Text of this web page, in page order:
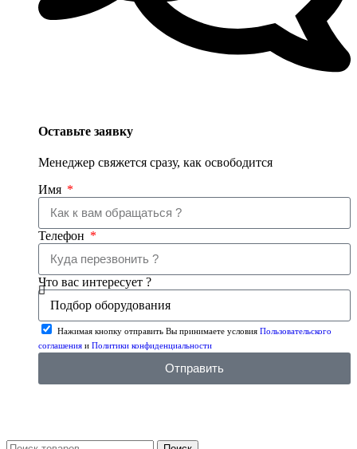
Оставьте заявку
Менеджер свяжется сразу, как освободится
Имя
Телефон
Что вас интересует ?
Нажимая кнопку отправить Вы принимаете условия Пользовательского
соглашения и Политики конфиденциальности
Отправить